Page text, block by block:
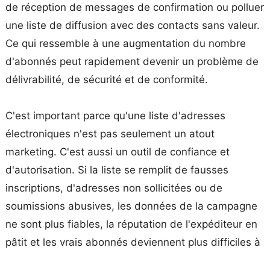
de réception de messages de confirmation ou polluer
une liste de diffusion avec des contacts sans valeur.
Ce qui ressemble à une augmentation du nombre
d'abonnés peut rapidement devenir un problème de
délivrabilité, de sécurité et de conformité.
C'est important parce qu'une liste d'adresses
électroniques n'est pas seulement un atout
marketing. C'est aussi un outil de confiance et
d'autorisation. Si la liste se remplit de fausses
inscriptions, d'adresses non sollicitées ou de
soumissions abusives, les données de la campagne
ne sont plus fiables, la réputation de l'expéditeur en
pâtit et les vrais abonnés deviennent plus difficiles à